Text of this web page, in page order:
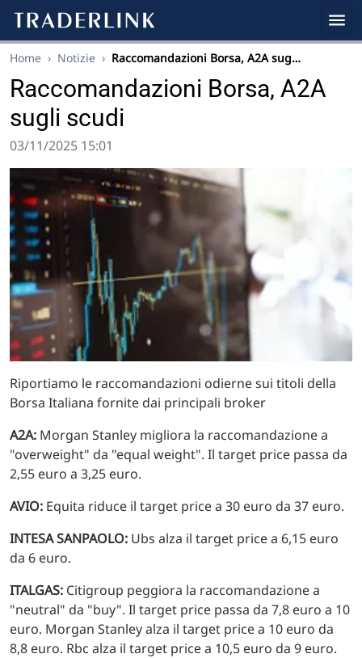
Home › Notizie › Raccomandazioni Borsa, A2A sug…
Raccomandazioni Borsa, A2A
sugli scudi
03/11/2025 15:01
Riportiamo le raccomandazioni odierne sui titoli della
Borsa Italiana fornite dai principali broker
A2A: Morgan Stanley migliora la raccomandazione a
"overweight" da "equal weight". Il target price passa da
2,55 euro a 3,25 euro.
AVIO: Equita riduce il target price a 30 euro da 37 euro.
INTESA SANPAOLO: Ubs alza il target price a 6,15 euro
da 6 euro.
ITALGAS: Citigroup peggiora la raccomandazione a
"neutral" da "buy". Il target price passa da 7,8 euro a 10
euro. Morgan Stanley alza il target price a 10 euro da
8,8 euro. Rbc alza il target price a 10,5 euro da 9 euro.